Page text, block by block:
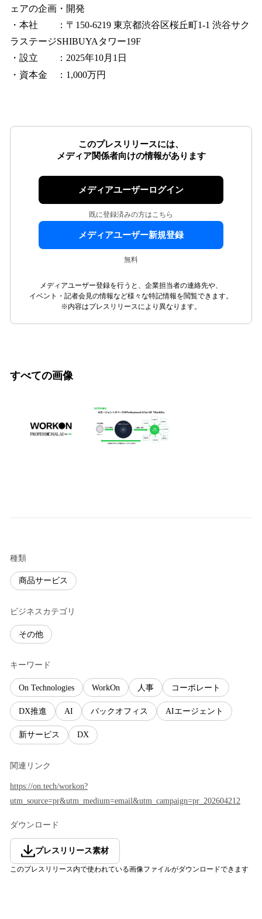
ェアの企画・開発
・本社 ：〒150-6219 東京都渋谷区桜丘町1-1 渋谷サク
ラステージSHIBUYAタワー19F
・設立 ：2025年10月1日
・資本金 ：1,000万円
このプレスリリースには、
メディア関係者向けの情報があります
メディアユーザーログイン
既に登録済みの方はこちら
メディアユーザー新規登録
無料
メディアユーザー登録を行うと、企業担当者の連絡先や、
イベント・記者会見の情報など様々な特記情報を閲覧できます。
※内容はプレスリリースにより異なります。
すべての画像
種類
商品サービス
ビジネスカテゴリ
その他
キーワード
On Technologies WorkOn 人事 コーポレート
DX推進 AI バックオフィス AIエージェント
新サービス DX
関連リンク
https://on.tech/workon?
utm_source=pr&utm_medium=email&utm_campaign=pr_202604212
ダウンロード
プレスリリース素材
このプレスリリース内で使われている画像ファイルがダウンロードできます